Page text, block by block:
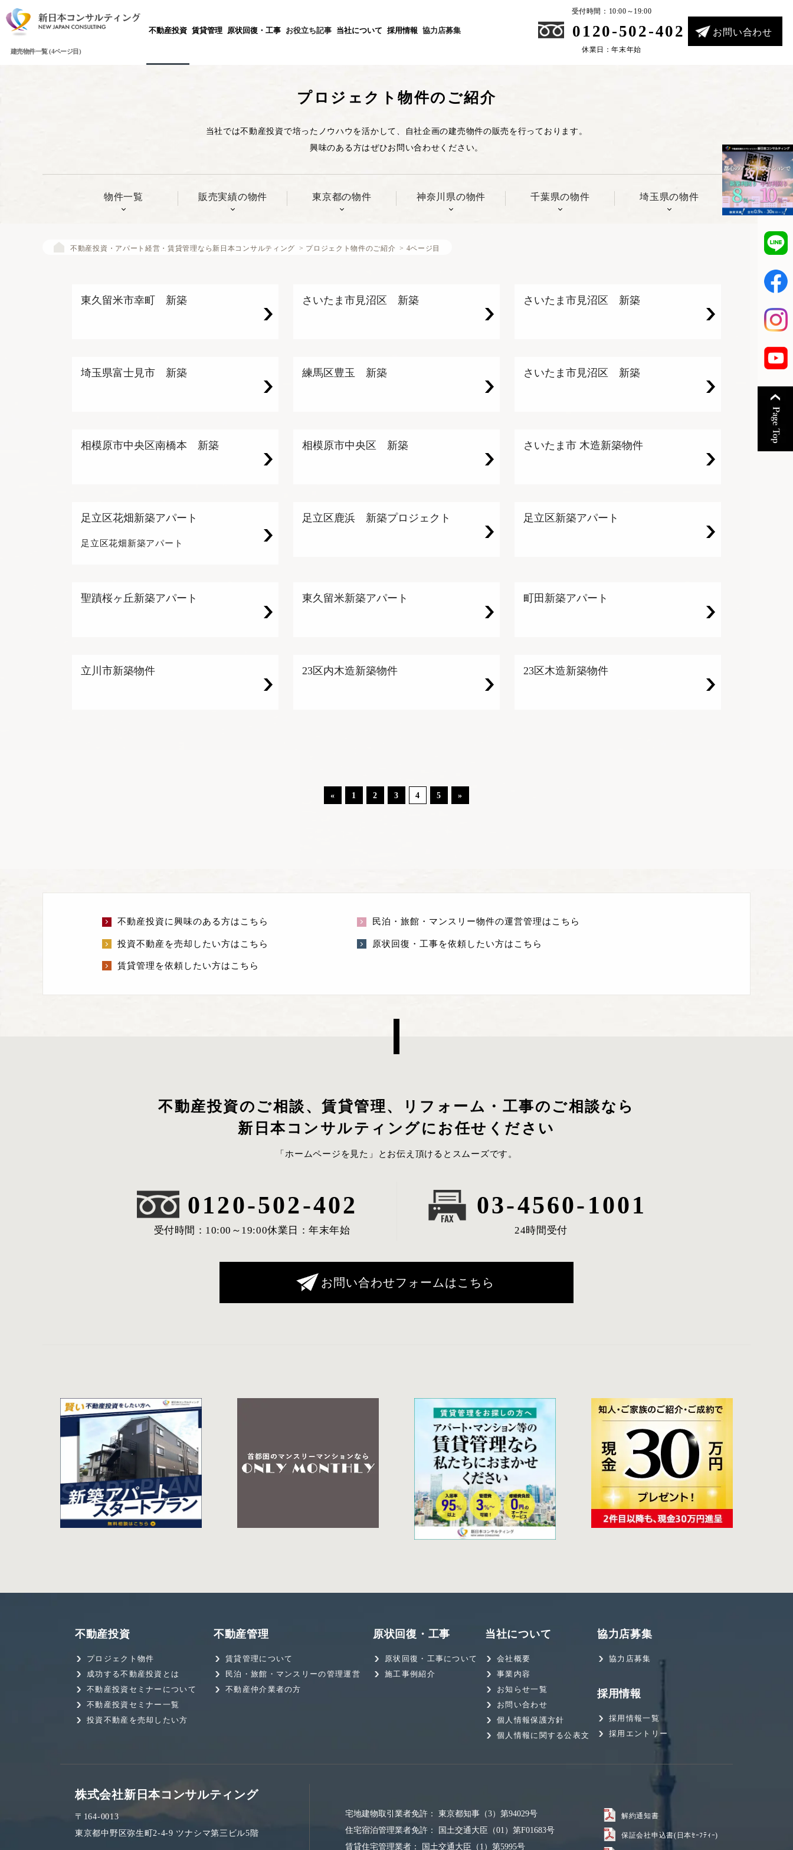
建売物件一覧 (4ページ目)
不動産投資
投資不動産を売却したい方
賃貸管理 原状回復・工事 お役立ち記事 当社について
個人情報に関する公表文
採用情報 協力店募集
受付時間：10:00～19:00
0120-502-402
休業日：年末年始
お問い合わせ
プロジェクト物件のご紹介
当社では不動産投資で培ったノウハウを活かして、自社企画の建売物件の販売を行っております。
興味のある方はぜひお問い合わせください。
物件一覧 販売実績の物件 東京都の物件 神奈川県の物件 千葉県の物件 埼玉県の物件
不動産投資・アパート経営・賃貸管理なら新日本コンサルティング > プロジェクト物件のご紹介 > 4ページ目
東久留米市幸町 新築 さいたま市見沼区 新築 さいたま市見沼区 新築
埼玉県富士見市 新築 練馬区豊玉 新築 さいたま市見沼区 新築
相模原市中央区南橋本 新築 相模原市中央区 新築 さいたま市 木造新築物件
足立区花畑新築アパート
足立区花畑新築アパート
足立区鹿浜 新築プロジェクト 足立区新築アパート
聖蹟桜ヶ丘新築アパート 東久留米新築アパート 町田新築アパート
立川市新築物件 23区内木造新築物件 23区木造新築物件
« 1 2 3 4 5 »
不動産投資に興味のある方はこちら 民泊・旅館・マンスリー物件の運営管理はこちら
投資不動産を売却したい方はこちら 原状回復・工事を依頼したい方はこちら
賃貸管理を依頼したい方はこちら
不動産投資のご相談、賃貸管理、リフォーム・工事のご相談なら
新日本コンサルティングにお任せください
「ホームページを見た」とお伝え頂けるとスムーズです。
0120-502-402
受付時間：10:00～19:00休業日：年末年始
03-4560-1001
24時間受付
お問い合わせフォームはこちら
不動産投資
プロジェクト物件
成功する不動産投資とは
不動産投資セミナーについて
不動産投資セミナー一覧
投資不動産を売却したい方
不動産管理
賃貸管理について
民泊・旅館・マンスリーの管理運営
不動産仲介業者の方
原状回復・工事
原状回復・工事について
施工事例紹介
当社について
会社概要
事業内容
お知らせ一覧
お問い合わせ
個人情報保護方針
個人情報に関する公表文
協力店募集
協力店募集
採用情報
採用情報一覧
採用エントリー
株式会社新日本コンサルティング
〒164-0013
東京都中野区弥生町2-4-9 ツナシマ第三ビル5階
宅地建物取引業者免許：
東京都知事（3）第94029号
住宅宿泊管理業者免許：
国土交通大臣（01）第F01683号
賃貸住宅管理業者：
国土交通大臣（1）第5995号
解約通知書
保証会社申込書(日本ｾｰﾌﾃｨｰ)